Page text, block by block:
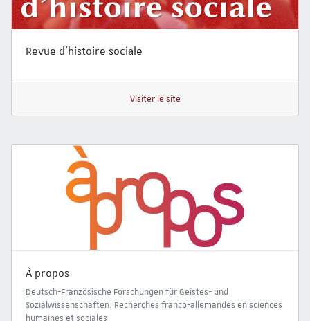
Revue d’histoire sociale
Visiter le site
À propos
Deutsch-Französische Forschungen für Geistes- und
Sozialwissenschaften. Recherches franco-allemandes en sciences
humaines et sociales